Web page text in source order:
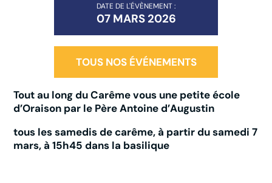
DATE DE L'ÉVÈNEMENT :
07 MARS 2026
TOUS NOS ÉVÉNEMENTS
Tout au long du Carême vous une petite école
d’Oraison par le Père Antoine d’Augustin
tous les samedis de carême, à partir du samedi 7
mars, à 15h45 dans la basilique